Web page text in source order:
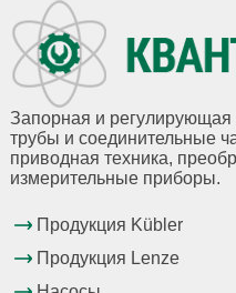
Запорная и регулирующая
трубы и соединительные
приводная техника,
измерительные приборы.
Продукция Kübler
Продукция Lenze